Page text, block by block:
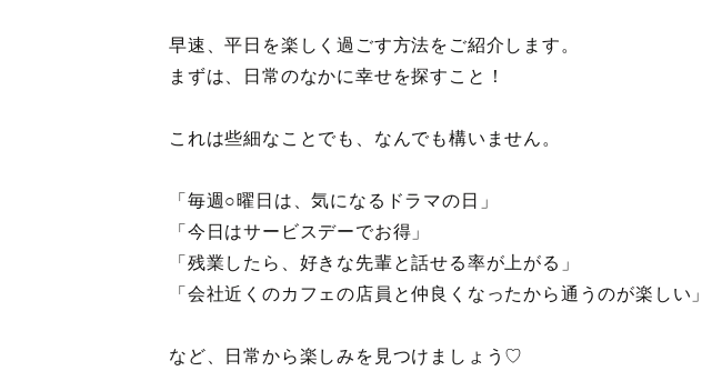
早速、平日を楽しく過ごす方法をご紹介します。
まずは、日常のなかに幸せを探すこと！
これは些細なことでも、なんでも構いません。
「毎週○曜日は、気になるドラマの日」
「今日はサービスデーでお得」
「残業したら、好きな先輩と話せる率が上がる」
「会社近くのカフェの店員と仲良くなったから通うのが楽しい」
など、日常から楽しみを見つけましょう♡